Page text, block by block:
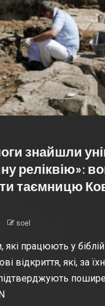
знайшли
реліквію»:
таємницю
soel
які працюють у
відкриття, які, за